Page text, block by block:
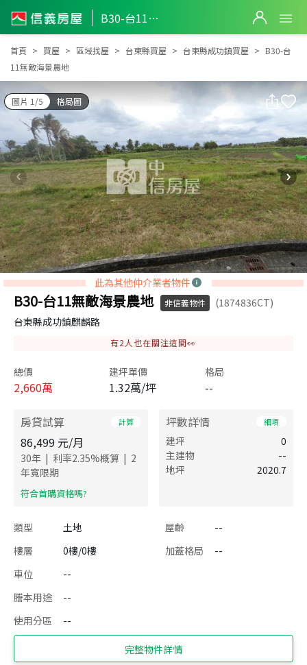
B30-台11無敵海景農地
B30-台11無敵海景農地
首頁 買屋 區域找屋 台東縣買屋 台東縣成功鎮買屋
B30-台
11無敵海景農地
圖片 1/5 格局圖
此為其他仲介業者物件
B30-台11無敵海景農地 非信義物件
(1874836CT)
台東縣成功鎮麒麟路
有2 人也在關注這間👀
總價
2,660萬
建坪單價
1.32萬/坪
格局
--
房貸試算 計算
86,499 元/月
30年 | 利率2.35%概算 | 2
年寬限期
​符合首購資格嗎?
坪數詳情 細項
建坪
0
主建物
--
地坪
2020.7
類型 土地 屋齡
--
樓層
0樓/0樓 加蓋格局
--
車位
--
謄本用途
--
使用分區
--
完整物件詳情